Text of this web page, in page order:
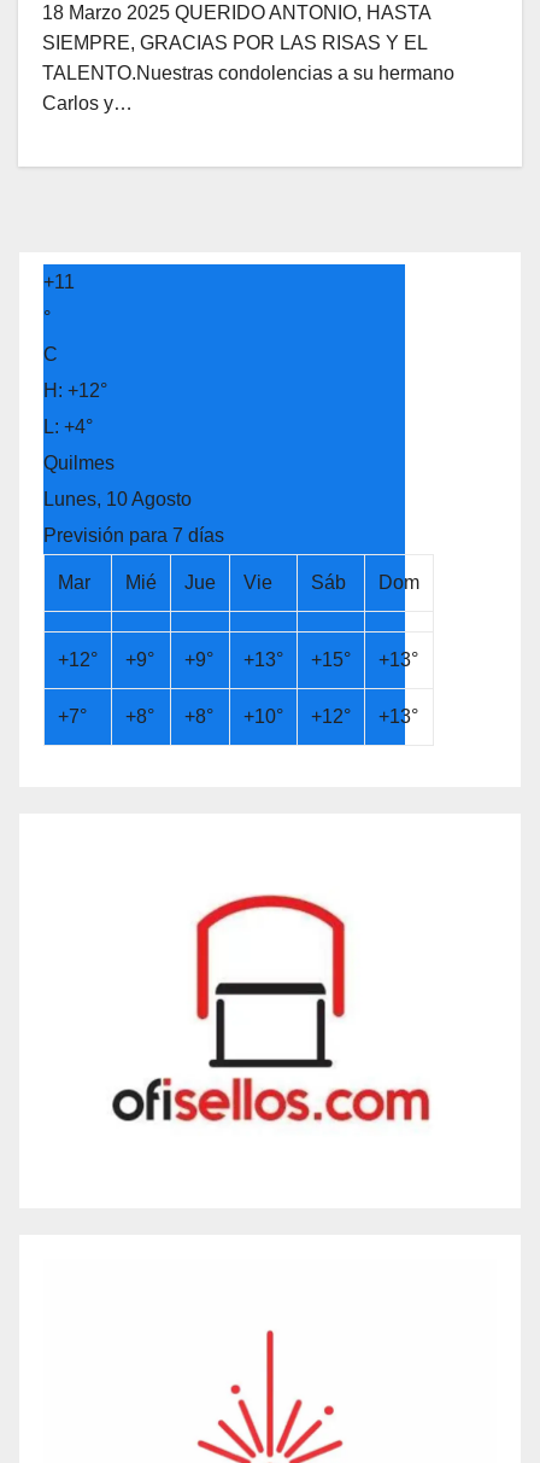
18 Marzo 2025 QUERIDO ANTONIO, HASTA
SIEMPRE, GRACIAS POR LAS RISAS Y EL
TALENTO.Nuestras condolencias a su hermano
Carlos y…
+11
°
C
H: +12°
L: +4°
Quilmes
Lunes, 10 Agosto
Previsión para 7 días
Mar Mié Jue Vie Sáb Dom
+12° +9° +9° +13° +15° +13°
+7° +8° +8° +10° +12° +13°